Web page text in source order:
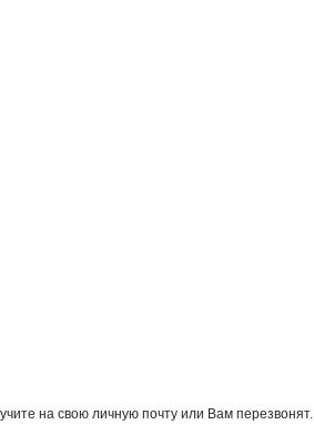
на свою личную почту или Вам перезвонят.